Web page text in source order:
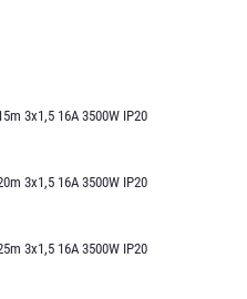
3x1,5 16A 3500W IP20
3x1,5 16A 3500W IP20
3x1,5 16A 3500W IP20